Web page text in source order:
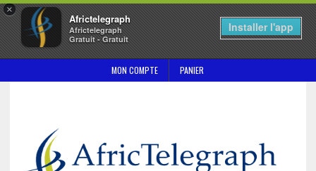
×
Africtelegraph
Africtelegraph
Gratuit - Gratuit
Installer l'app
MON COMPTE PANIER